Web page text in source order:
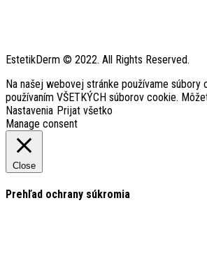
EstetikDerm © 2022. All Rights Reserved.
Na našej webovej stránke používame
používaním VŠETKÝCH súborov cookie.
Nastavenia Prijat všetko
Manage consent
Close
Prehľad ochrany súkromia